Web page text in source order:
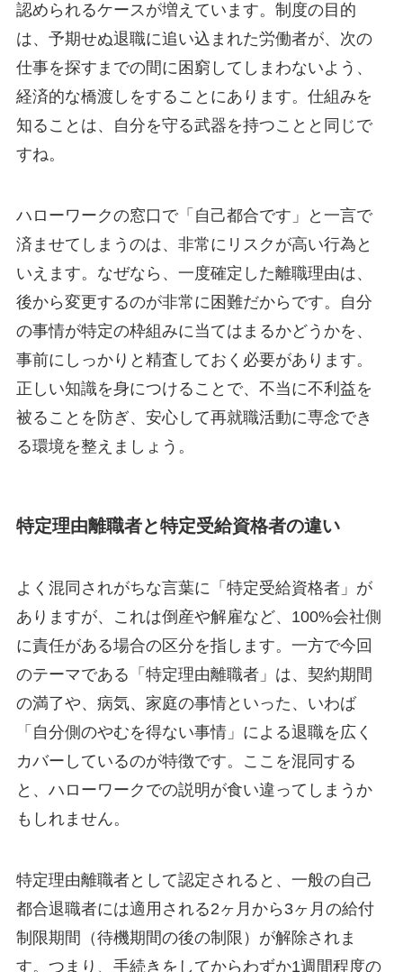
認められるケースが増えています。制度の目的
は、予期せぬ退職に追い込まれた労働者が、次の
仕事を探すまでの間に困窮してしまわないよう、
経済的な橋渡しをすることにあります。仕組みを
知ることは、自分を守る武器を持つことと同じで
すね。
ハローワークの窓口で「自己都合です」と一言で
済ませてしまうのは、非常にリスクが高い行為と
いえます。なぜなら、一度確定した離職理由は、
後から変更するのが非常に困難だからです。自分
の事情が特定の枠組みに当てはまるかどうかを、
事前にしっかりと精査しておく必要があります。
正しい知識を身につけることで、不当に不利益を
被ることを防ぎ、安心して再就職活動に専念でき
る環境を整えましょう。
特定理由離職者と特定受給資格者の違い
よく混同されがちな言葉に「特定受給資格者」が
ありますが、これは倒産や解雇など、100%会社側
に責任がある場合の区分を指します。一方で今回
のテーマである「特定理由離職者」は、契約期間
の満了や、病気、家庭の事情といった、いわば
「自分側のやむを得ない事情」による退職を広く
カバーしているのが特徴です。ここを混同する
と、ハローワークでの説明が食い違ってしまうか
もしれません。
特定理由離職者として認定されると、一般の自己
都合退職者には適用される2ヶ月から3ヶ月の給付
制限期間（待機期間の後の制限）が解除されま
す。つまり、手続きをしてからわずか1週間程度の